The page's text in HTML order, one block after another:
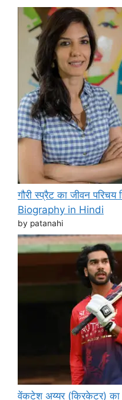
गौरी स्प्रैट का जीवन
Biography in Hindi
by patanahi
वेंकटेश अय्यर (क्रिकेटर) का